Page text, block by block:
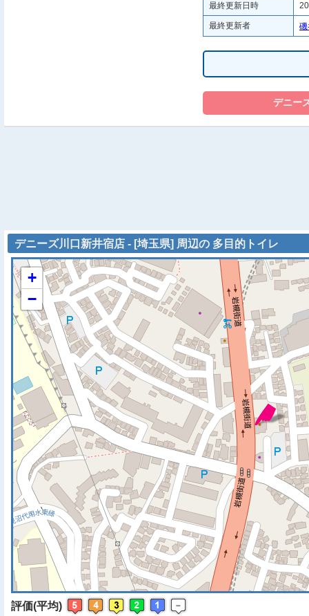
最終更新日時
最終更新者
デニーズ川口新井宿店 - [埼玉県] 周辺の 多目的トイレ
※ マップを検索、表示中
+
−
評価(平均)